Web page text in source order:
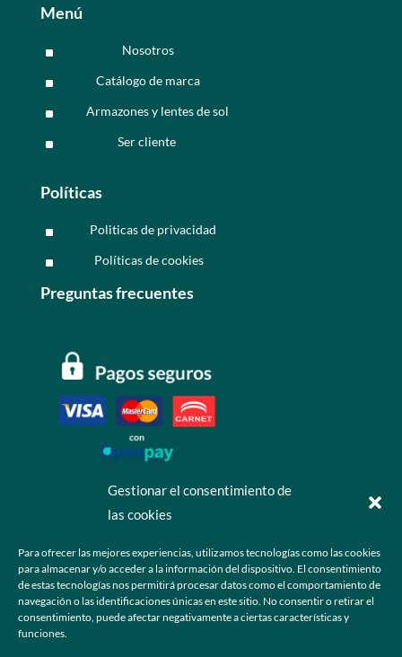
Gestionar el consentimiento de
las cookies
Para ofrecer las mejores experiencias, utilizamos tecnologías como las cookies
para almacenar y/o acceder a la información del dispositivo. El consentimiento
de estas tecnologías nos permitirá procesar datos como el comportamiento de
navegación o las identificaciones únicas en este sitio. No consentir o retirar el
consentimiento, puede afectar negativamente a ciertas características y
funciones.
Menú
^ Nosotros
^ Catálogo de marca
^ Armazones y lentes de sol
^ Ser cliente
Políticas
^ Politicas de privacidad
^ Políticas de cookies
Preguntas frecuentes
 +52 55 6173 7725 (Ventas)
 hola@grupo-omk.com